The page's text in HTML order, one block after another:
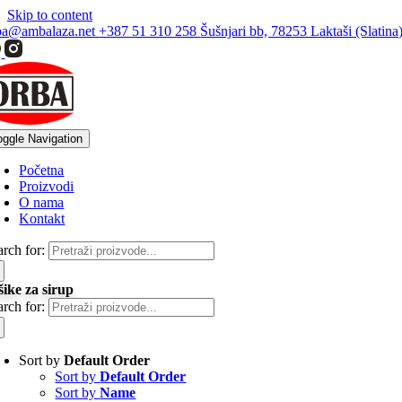
Skip to content
+387 51 310 258 Šušnjari bb, 78253 Laktaši (Slatina)
Navigation
Početna
Proizvodi
O nama
Kontakt
for:
za sirup
for:
Sort byDefault Order
Sort byDefault Order
Sort byName